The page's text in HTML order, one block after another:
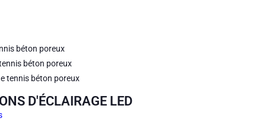
béton poreux
béton poreux
tennis béton poreux
D'ÉCLAIRAGE LED